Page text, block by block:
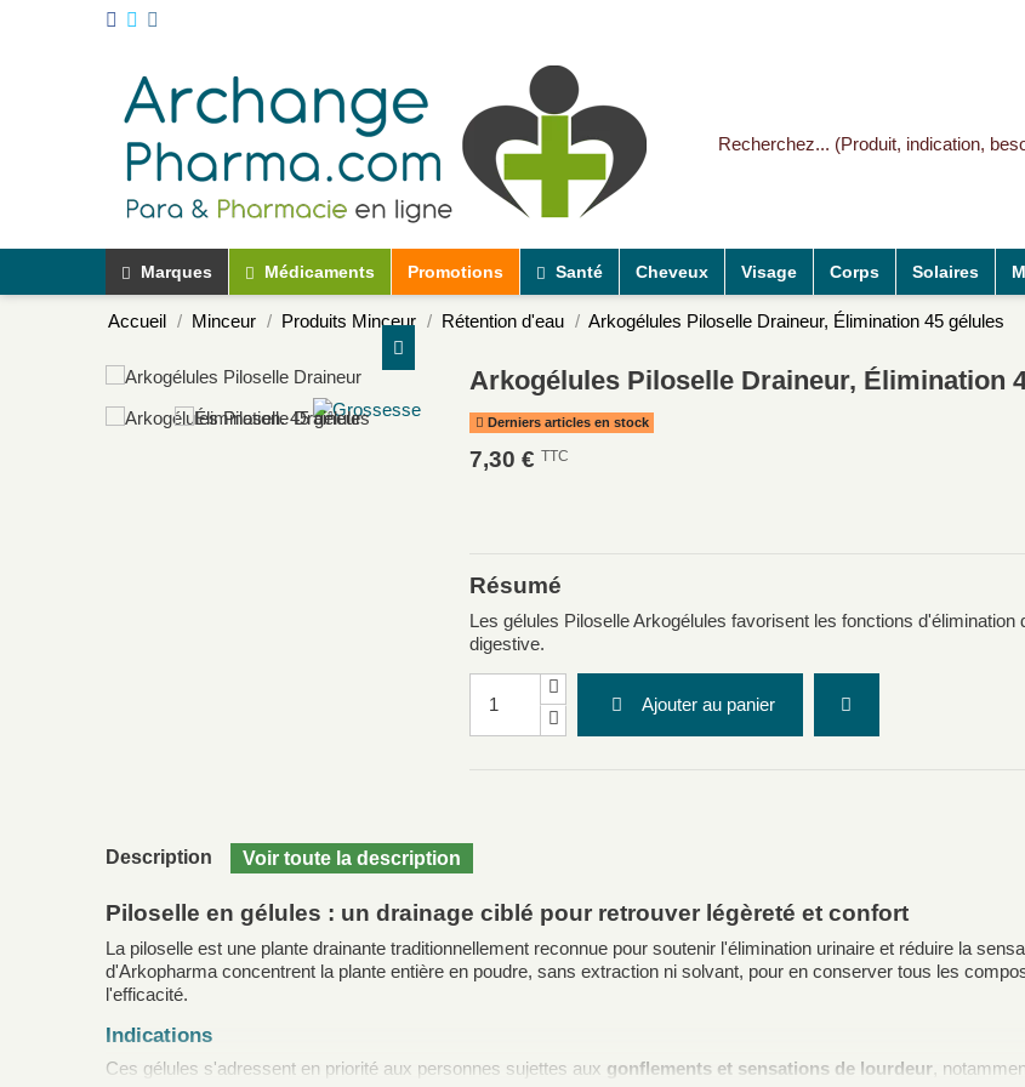
Marques Médicaments Promotions Santé Cheveux Visage Corps Solaires
Accueil Minceur Produits Minceur Rétention d'eau Arkogélules Piloselle Draineur, Élimination 45 gélules
Arkogélules Piloselle Draineur, Élimination
Derniers articles en stock
7,30 € TTC
Résumé
Les gélules Piloselle Arkogélules favorisent les fonctions
digestive.
Ajouter au panier
Description
Piloselle en gélules : un drainage ciblé pour retrouver légèreté et confort
La piloselle est une plante drainante traditionnellement reconnue pour soutenir l'élimination urinaire et réduire la
d'Arkopharma concentrent la plante entière en poudre, sans extraction ni solvant, pour en conserver tous les
l'efficacité.
Indications
Ces gélules s'adressent en priorité aux personnes sujettes aux gonflements et sensations de lourdeur,